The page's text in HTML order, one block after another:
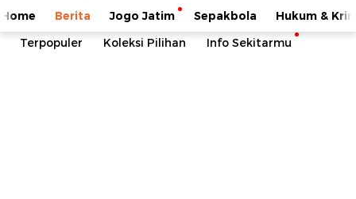
Home Berita Jogo Jatim Sepakbola
Hukum &
Terpopuler
Koleksi Pilihan Info Sekitarmu